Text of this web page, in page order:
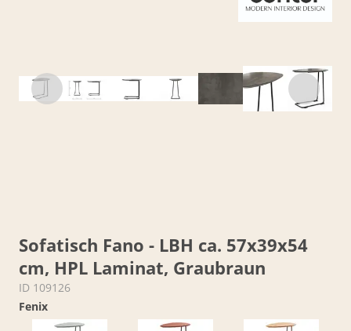
Sofatisch Fano - LBH ca. 57x39x54
cm, HPL Laminat, Graubraun
ID 109126
Fenix